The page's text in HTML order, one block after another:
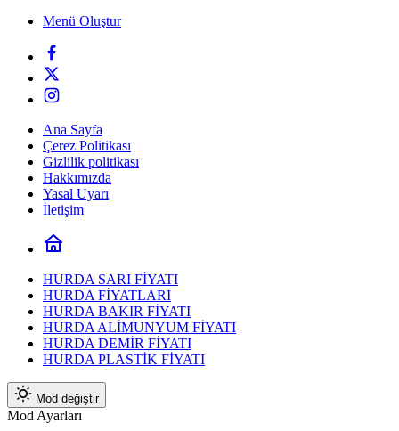
Menü Oluştur
Ana Sayfa
Çerez Politikası
Gizlilik politikası
Hakkımızda
Yasal Uyarı
İletişim
HURDA SARI FİYATI
HURDA FİYATLARI
HURDA BAKIR FİYATI
HURDA ALİMUNYUM FİYATI
HURDA DEMİR FİYATI
HURDA PLASTİK FİYATI
Mod değiştir
Mod Ayarları